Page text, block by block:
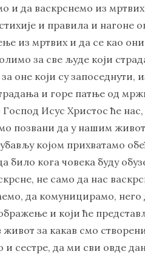
и да васкрснемо из
и правила и нагоне
из мртвих и да се као
за све људе који
оне који су запоседнути,
и горе патње од
Исус Христос ће нас,
позвани да у нашим
којом прихватамо
било кога човека буду
не само да нас
да комуницирамо, него
и који ће
живот за какав смо
сестре, да ми сви овде